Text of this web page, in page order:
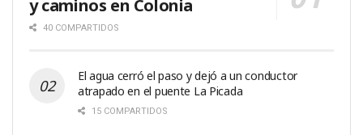
y caminos en Colonia
40 COMPARTIDOS
El agua cerró el paso y dejó a un conductor
atrapado en el puente La Picada
15 COMPARTIDOS